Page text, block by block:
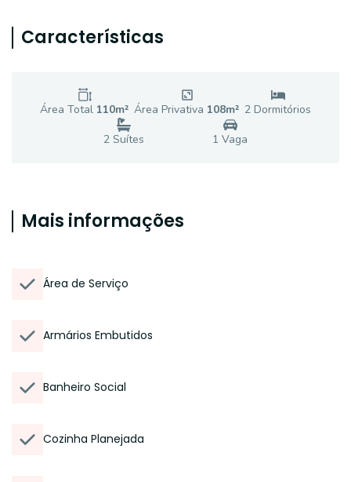
Características
Área Total 110m² Área Privativa 108m² 2 Dormitórios
2 Suítes 1 Vaga
Mais informações
Área de Serviço
Armários Embutidos
Banheiro Social
Cozinha Planejada